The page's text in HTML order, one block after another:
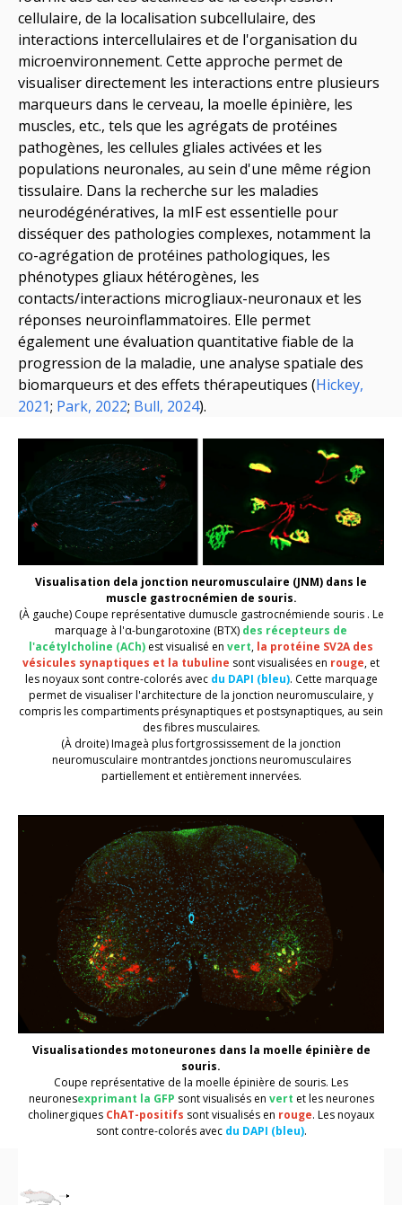
cellulaire, de la localisation subcellulaire, des
interactions intercellulaires et de l'organisation du
microenvironnement. Cette approche permet de
visualiser directement les interactions entre plusieurs
marqueurs dans le cerveau, la moelle épinière, les
muscles, etc., tels que les agrégats de protéines
pathogènes, les cellules gliales activées et les
populations neuronales, au sein d'une même région
tissulaire. Dans la recherche sur les maladies
neurodégénératives, la mIFest essentielle pour
disséquer des pathologies complexes, notamment la
co-agrégation de protéines pathologiques, les
phénotypes gliaux hétérogènes, les
contacts/interactions microgliaux-neuronauxet les
réponses neuroinflammatoires. Elle permet
également une évaluation quantitative fiable de la
progression de la maladie, une analyse spatiale des
biomarqueurs et des effets thérapeutiques (Hickey,
2021; Park, 2022; Bull, 2024).
Visualisation dela jonction neuromusculaire (JNM) dans le
muscle gastrocnémien de souris.
(À gauche) Coupe représentative dumuscle gastrocnémiende souris . Le
marquage à l'α-bungarotoxine (BTX) des récepteurs de
l'acétylcholine (ACh) est visualisé en vert, la protéine SV2A des
vésicules synaptiques et la tubuline sont visualisées en rouge, et
les noyaux sont contre-colorés avec du DAPI (bleu). Cette marquage
permet de visualiser l'architecture de la jonction neuromusculaire, y
compris les compartiments présynaptiques et postsynaptiques, au sein
des fibres musculaires.
(À droite)Imageà plus fortgrossissement de la jonction
neuromusculaire montrantdes jonctions neuromusculaires
partiellementet entièrement innervées.
Visualisationdes motoneurones dans la moelle épinière de
souris.
Coupe représentative de la moelle épinière de souris. Les
neuronesexprimant la GFP sont visualisés en vert etles neurones
cholinergiques ChAT-positifs sont visualisés en rouge. Les noyaux
sontcontre-colorés avec du DAPI (bleu).